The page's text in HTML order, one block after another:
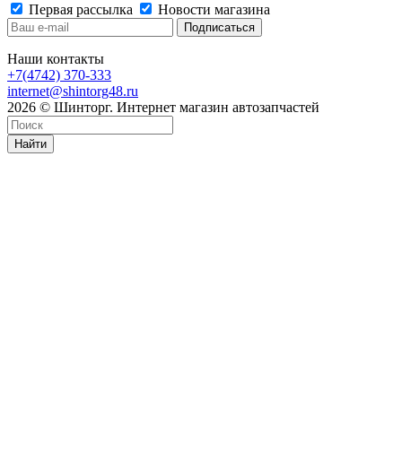
Первая рассылка
Новости магазина
Наши контакты
+7(4742) 370-333
internet@shintorg48.ru
2026 © Шинторг. Интернет магазин автозапчастей
Найти